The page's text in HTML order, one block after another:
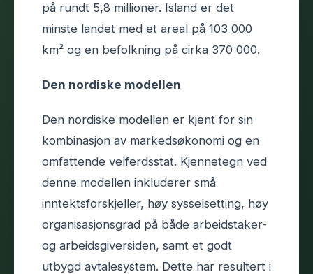
på rundt 5,8 millioner. Island er det
minste landet med et areal på 103 000
km² og en befolkning på cirka 370 000.
Den nordiske modellen
Den nordiske modellen er kjent for sin
kombinasjon av markedsøkonomi og en
omfattende velferdsstat. Kjennetegn ved
denne modellen inkluderer små
inntektsforskjeller, høy sysselsetting, høy
organisasjonsgrad på både arbeidstaker-
og arbeidsgiversiden, samt et godt
utbygd avtalesystem. Dette har resultert i